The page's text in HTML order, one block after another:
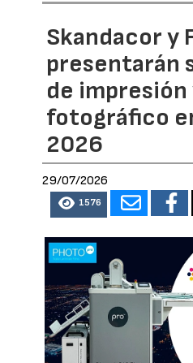
Skandacor y
presentarán
de impresión
fotográfico
2026
29/07/2026
1576